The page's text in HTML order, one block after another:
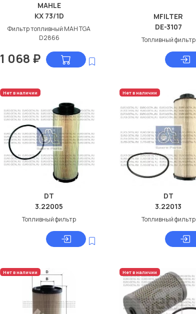
MAHLE
KX 73/1D
Фильтр топливный МАН TGA
D2866
1 068 ₽
MFILTER
DE-3107
Топливный фильтр
Нет в наличии
DT
3.22005
Топливный фильтр
Нет в наличии
DT
3.22013
Топливный фильтр
Нет в наличии Нет в наличии